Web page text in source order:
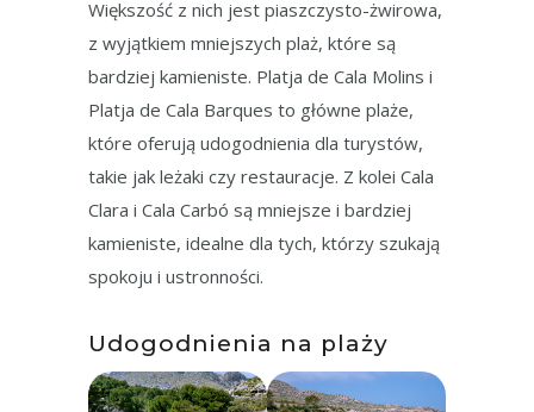
Większość z nich jest piaszczysto-żwirowa,
z wyjątkiem mniejszych plaż, które są
bardziej kamieniste. Platja de Cala Molins i
Platja de Cala Barques to główne plaże,
które oferują udogodnienia dla turystów,
takie jak leżaki czy restauracje. Z kolei Cala
Clara i Cala Carbó są mniejsze i bardziej
kamieniste, idealne dla tych, którzy szukają
spokoju i ustronności.
Udogodnienia na plaży